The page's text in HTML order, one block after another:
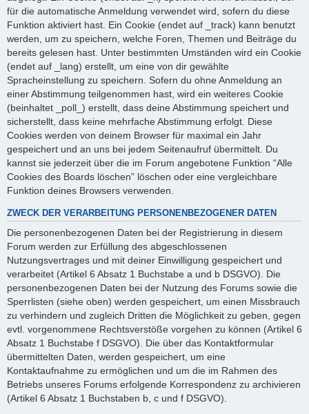
für die automatische Anmeldung verwendet wird, sofern du diese
Funktion aktiviert hast. Ein Cookie (endet auf _track) kann benutzt
werden, um zu speichern, welche Foren, Themen und Beiträge du
bereits gelesen hast. Unter bestimmten Umständen wird ein Cookie
(endet auf _lang) erstellt, um eine von dir gewählte
Spracheinstellung zu speichern. Sofern du ohne Anmeldung an
einer Abstimmung teilgenommen hast, wird ein weiteres Cookie
(beinhaltet _poll_) erstellt, dass deine Abstimmung speichert und
sicherstellt, dass keine mehrfache Abstimmung erfolgt. Diese
Cookies werden von deinem Browser für maximal ein Jahr
gespeichert und an uns bei jedem Seitenaufruf übermittelt. Du
kannst sie jederzeit über die im Forum angebotene Funktion “Alle
Cookies des Boards löschen” löschen oder eine vergleichbare
Funktion deines Browsers verwenden.
ZWECK DER VERARBEITUNG PERSONENBEZOGENER DATEN
Die personenbezogenen Daten bei der Registrierung in diesem
Forum werden zur Erfüllung des abgeschlossenen
Nutzungsvertrages und mit deiner Einwilligung gespeichert und
verarbeitet (Artikel 6 Absatz 1 Buchstabe a und b DSGVO). Die
personenbezogenen Daten bei der Nutzung des Forums sowie die
Sperrlisten (siehe oben) werden gespeichert, um einen Missbrauch
zu verhindern und zugleich Dritten die Möglichkeit zu geben, gegen
evtl. vorgenommene Rechtsverstöße vorgehen zu können (Artikel 6
Absatz 1 Buchstabe f DSGVO). Die über das Kontaktformular
übermittelten Daten, werden gespeichert, um eine
Kontaktaufnahme zu ermöglichen und um die im Rahmen des
Betriebs unseres Forums erfolgende Korrespondenz zu archivieren
(Artikel 6 Absatz 1 Buchstaben b, c und f DSGVO).